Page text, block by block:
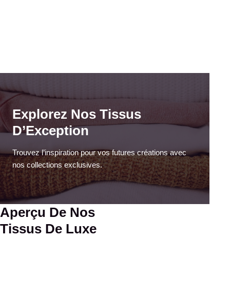
Explorez Nos Tissus
D’Exception
Trouvez l’inspiration pour vos futures créations avec
nos collections exclusives.
Aperçu De Nos
Tissus De Luxe